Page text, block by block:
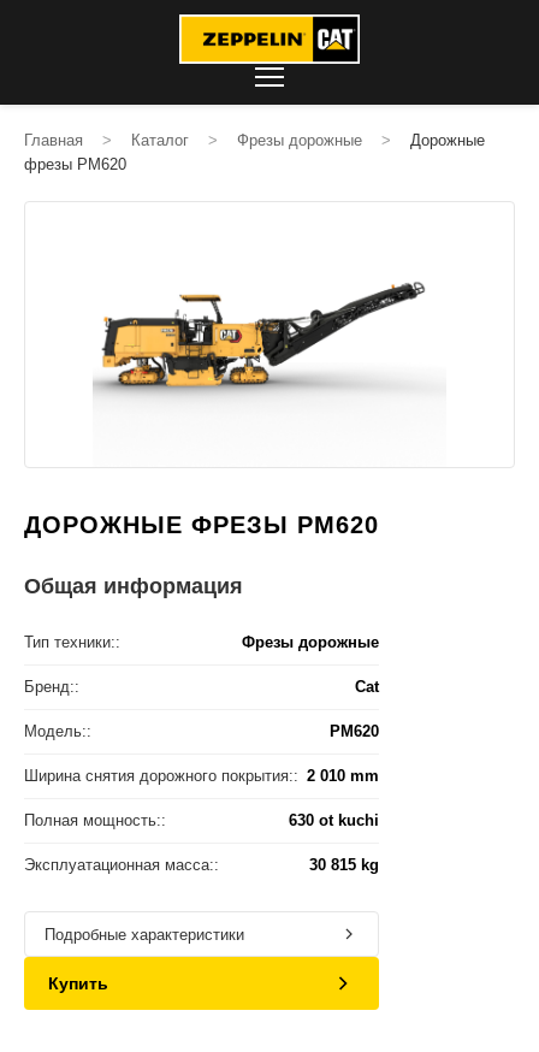
Главная > Каталог > Фрезы дорожные >
Дорожные
фрезы PM620
ДОРОЖНЫЕ ФРЕЗЫ PM620
Общая информация
Тип техники:: Фрезы дорожные
Бренд:: Cat
Модель:: PM620
Ширина снятия дорожного покрытия:: 2 010 mm
Полная мощность:: 630 ot kuchi
Эксплуатационная масса:: 30 815 kg
Подробные характеристики
Купить